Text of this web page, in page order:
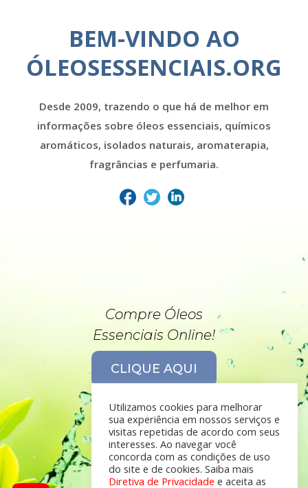
BEM-VINDO AO
ÓLEOSESSENCIAIS.ORG
Desde 2009, trazendo o que há de melhor em
informações sobre óleos essenciais, químicos
aromáticos, isolados naturais, aromaterapia,
fragrâncias e perfumaria.
Compre Óleos
Essenciais Online!
CLIQUE AQUI
Utilizamos cookies para melhorar
sua experiência em nossos serviços e
visitas repetidas de acordo com seus
interesses. Ao navegar você
concorda com as condições de uso
do site e de cookies. Saiba mais
Diretiva de Privacidade e aceita as